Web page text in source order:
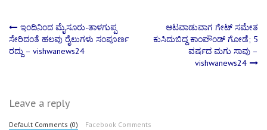
Post
navigation
ಇಂದಿನಿಂದ ಮೈಸೂರು-ತಾಳಗುಪ್ಪ
ಸೇರಿದಂತೆ ಹಲವು ರೈಲುಗಳು ಸಂಪೂರ್ಣ
ರದ್ದು – vishwanews24
ಆಟವಾಡುವಾಗ ಗೇಟ್ ಸಮೇತ
ಕುಸಿದುಬಿದ್ದ ಕಾಂಪೌಂಡ್ ಗೋಡೆ; 5
ವರ್ಷದ ಮಗು ಸಾವು –
vishwanews24
Leave a reply
Default Comments (0) Facebook Comments